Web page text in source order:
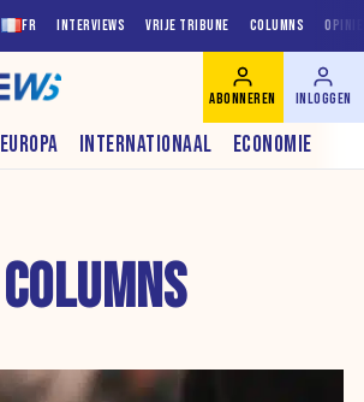
FR INTERVIEWS VRIJE TRIBUNE COLUMNS
EUROPA INTERNATIONAAL ECONOMIE
ABONNEREN INLOGGEN
COLUMNS